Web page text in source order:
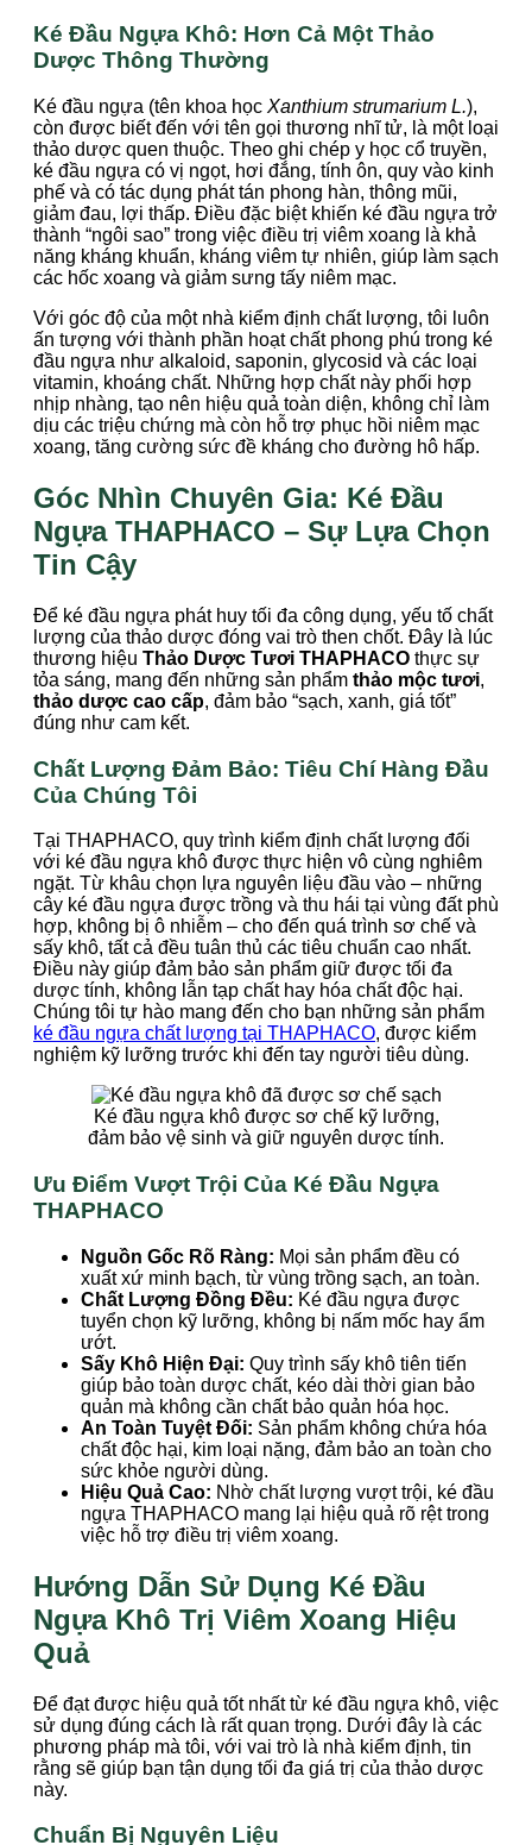
Ké Đầu Ngựa Khô: Hơn Cả Một Thảo
Dược Thông Thường
Ké đầu ngựa (tên khoa học Xanthium strumarium L.),
còn được biết đến với tên gọi thương nhĩ tử, là một loại
thảo dược quen thuộc. Theo ghi chép y học cổ truyền,
ké đầu ngựa có vị ngọt, hơi đắng, tính ôn, quy vào kinh
phế và có tác dụng phát tán phong hàn, thông mũi,
giảm đau, lợi thấp. Điều đặc biệt khiến ké đầu ngựa trở
thành “ngôi sao” trong việc điều trị viêm xoang là khả
năng kháng khuẩn, kháng viêm tự nhiên, giúp làm sạch
các hốc xoang và giảm sưng tấy niêm mạc.
Với góc độ của một nhà kiểm định chất lượng, tôi luôn
ấn tượng với thành phần hoạt chất phong phú trong ké
đầu ngựa như alkaloid, saponin, glycosid và các loại
vitamin, khoáng chất. Những hợp chất này phối hợp
nhịp nhàng, tạo nên hiệu quả toàn diện, không chỉ làm
dịu các triệu chứng mà còn hỗ trợ phục hồi niêm mạc
xoang, tăng cường sức đề kháng cho đường hô hấp.
Góc Nhìn Chuyên Gia: Ké Đầu
Ngựa THAPHACO – Sự Lựa Chọn
Tin Cậy
Để ké đầu ngựa phát huy tối đa công dụng, yếu tố chất
lượng của thảo dược đóng vai trò then chốt. Đây là lúc
thương hiệu Thảo Dược Tươi THAPHACO thực sự
tỏa sáng, mang đến những sản phẩm thảo mộc tươi,
thảo dược cao cấp, đảm bảo “sạch, xanh, giá tốt”
đúng như cam kết.
Chất Lượng Đảm Bảo: Tiêu Chí Hàng Đầu
Của Chúng Tôi
Tại THAPHACO, quy trình kiểm định chất lượng đối
với ké đầu ngựa khô được thực hiện vô cùng nghiêm
ngặt. Từ khâu chọn lựa nguyên liệu đầu vào – những
cây ké đầu ngựa được trồng và thu hái tại vùng đất phù
hợp, không bị ô nhiễm – cho đến quá trình sơ chế và
sấy khô, tất cả đều tuân thủ các tiêu chuẩn cao nhất.
Điều này giúp đảm bảo sản phẩm giữ được tối đa
dược tính, không lẫn tạp chất hay hóa chất độc hại.
Chúng tôi tự hào mang đến cho bạn những sản phẩm
ké đầu ngựa chất lượng tại THAPHACO, được kiểm
nghiệm kỹ lưỡng trước khi đến tay người tiêu dùng.
Ké đầu ngựa khô được sơ chế kỹ lưỡng,
đảm bảo vệ sinh và giữ nguyên dược tính.
Ưu Điểm Vượt Trội Của Ké Đầu Ngựa
THAPHACO
Nguồn Gốc Rõ Ràng: Mọi sản phẩm đều có
xuất xứ minh bạch, từ vùng trồng sạch, an toàn.
Chất Lượng Đồng Đều: Ké đầu ngựa được
tuyển chọn kỹ lưỡng, không bị nấm mốc hay ẩm
ướt.
Sấy Khô Hiện Đại: Quy trình sấy khô tiên tiến
giúp bảo toàn dược chất, kéo dài thời gian bảo
quản mà không cần chất bảo quản hóa học.
An Toàn Tuyệt Đối: Sản phẩm không chứa hóa
chất độc hại, kim loại nặng, đảm bảo an toàn cho
sức khỏe người dùng.
Hiệu Quả Cao: Nhờ chất lượng vượt trội, ké đầu
ngựa THAPHACO mang lại hiệu quả rõ rệt trong
việc hỗ trợ điều trị viêm xoang.
Hướng Dẫn Sử Dụng Ké Đầu
Ngựa Khô Trị Viêm Xoang Hiệu
Quả
Để đạt được hiệu quả tốt nhất từ ké đầu ngựa khô, việc
sử dụng đúng cách là rất quan trọng. Dưới đây là các
phương pháp mà tôi, với vai trò là nhà kiểm định, tin
rằng sẽ giúp bạn tận dụng tối đa giá trị của thảo dược
này.
Chuẩn Bị Nguyên Liệu